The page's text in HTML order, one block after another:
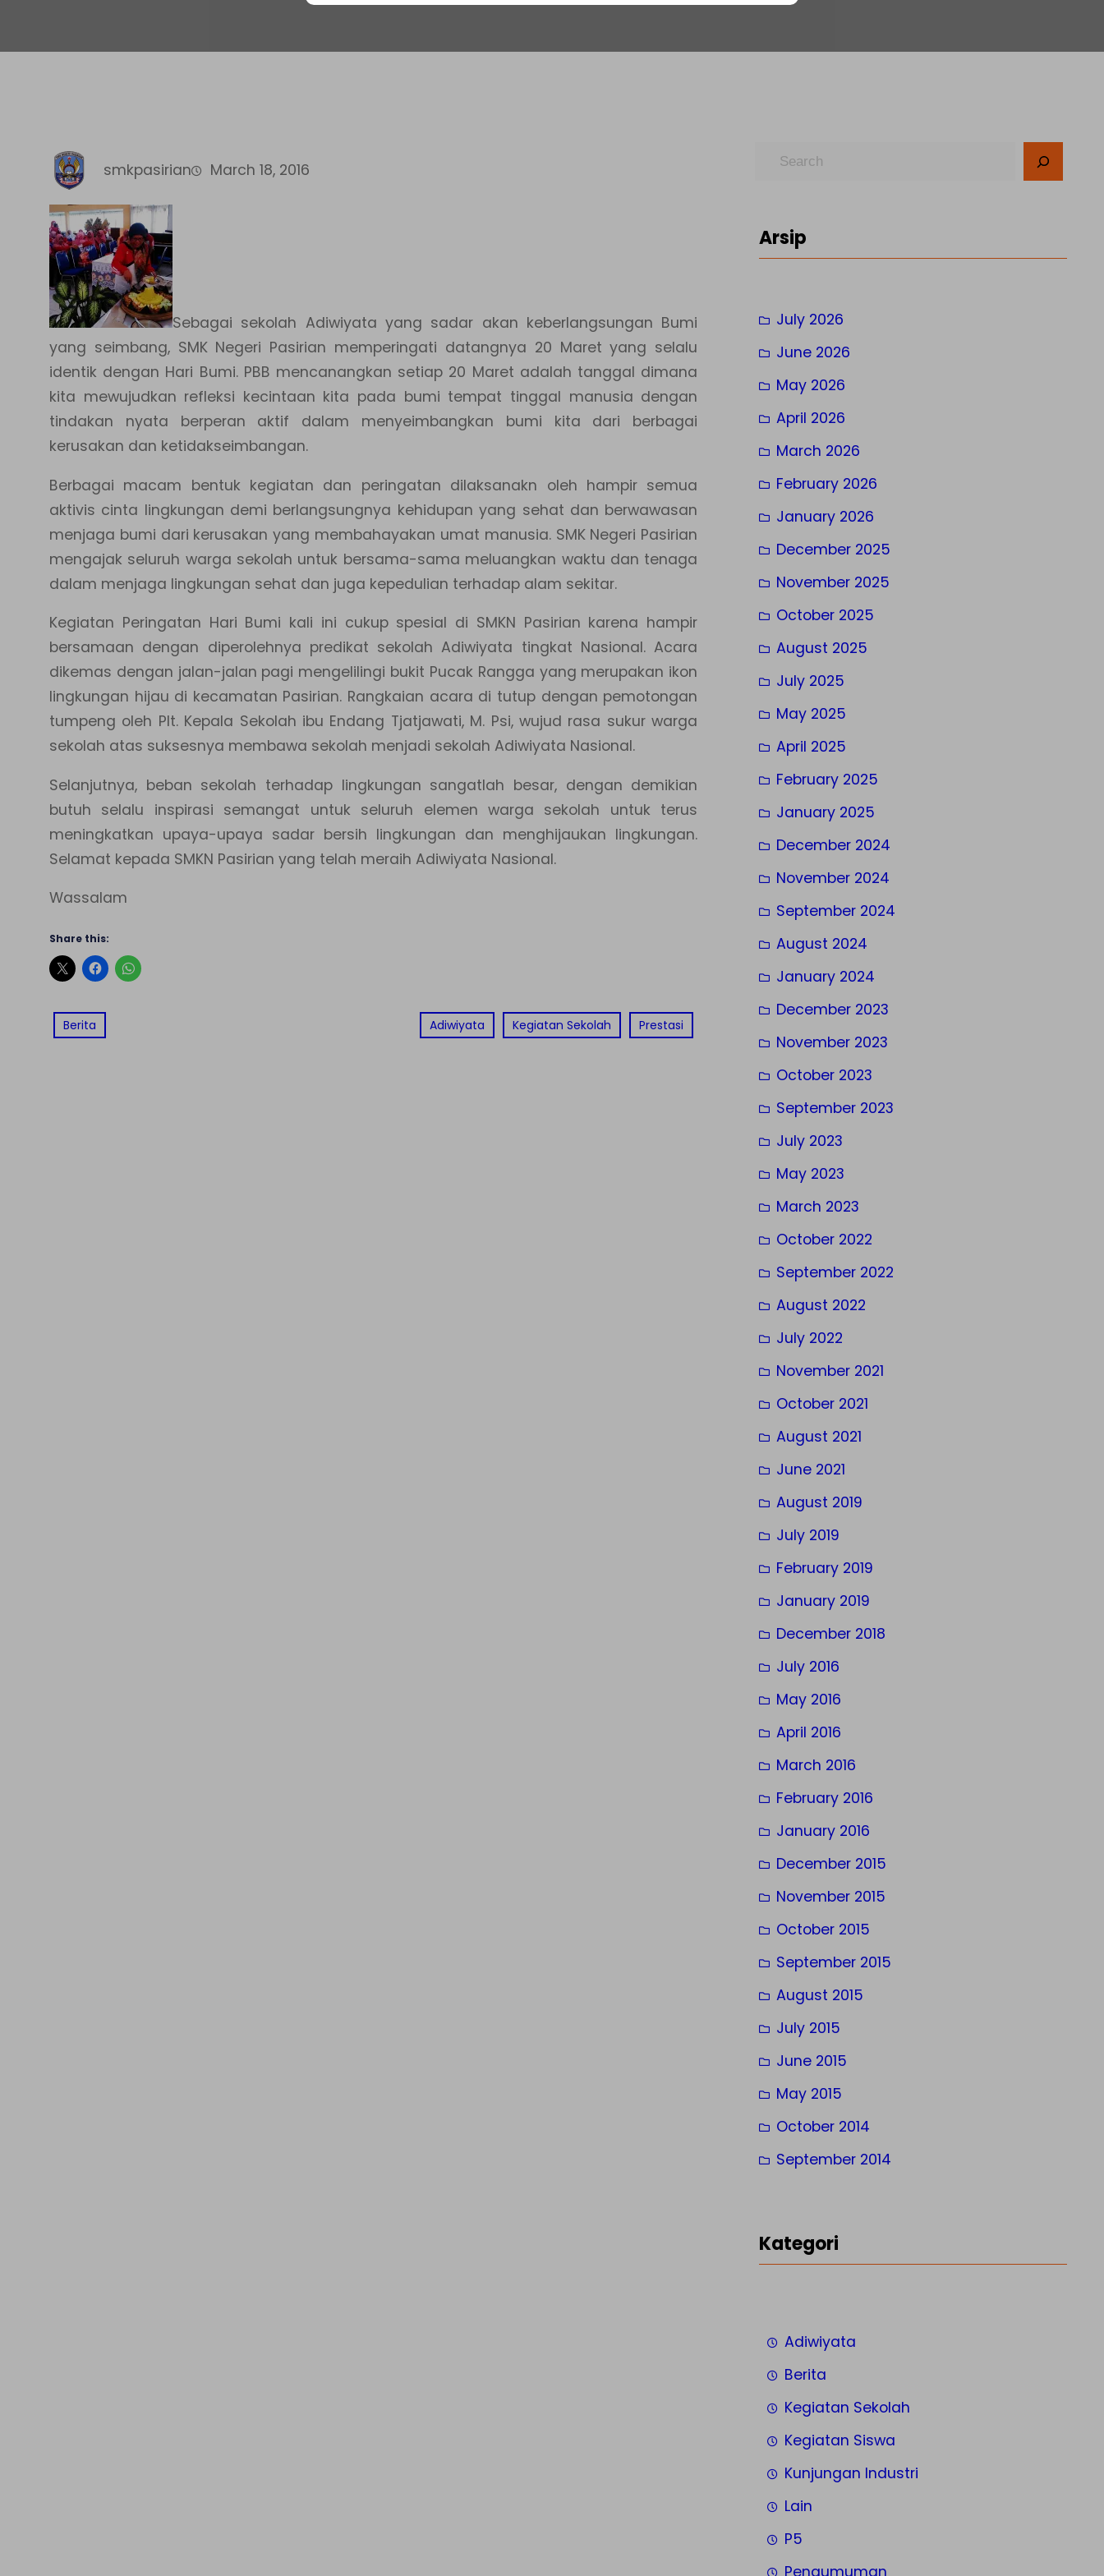
smkpasirian March 18, 2016
Sebagai sekolah Adiwiyata yang sadar akan keberlangsungan Bumi
yang seimbang, SMK Negeri Pasirian memperingati datangnya 20 Maret yang selalu
identik dengan Hari Bumi. PBB mencanangkan setiap 20 Maret adalah tanggal dimana
kita mewujudkan refleksi kecintaan kita pada bumi tempat tinggal manusia dengan
tindakan nyata berperan aktif dalam menyeimbangkan bumi kita dari berbagai
kerusakan dan ketidakseimbangan.
Berbagai macam bentuk kegiatan dan peringatan dilaksanakn oleh hampir semua
aktivis cinta lingkungan demi berlangsungnya kehidupan yang sehat dan berwawasan
menjaga bumi dari kerusakan yang membahayakan umat manusia. SMK Negeri Pasirian
mengajak seluruh warga sekolah untuk bersama-sama meluangkan waktu dan tenaga
dalam menjaga lingkungan sehat dan juga kepedulian terhadap alam sekitar.
Kegiatan Peringatan Hari Bumi kali ini cukup spesial di SMKN Pasirian karena hampir
bersamaan dengan diperolehnya predikat sekolah Adiwiyata tingkat Nasional. Acara
dikemas dengan jalan-jalan pagi mengelilingi bukit Pucak Rangga yang merupakan ikon
lingkungan hijau di kecamatan Pasirian. Rangkaian acara di tutup dengan pemotongan
tumpeng oleh Plt. Kepala Sekolah ibu Endang Tjatjawati, M. Psi, wujud rasa sukur warga
sekolah atas suksesnya membawa sekolah menjadi sekolah Adiwiyata Nasional.
Selanjutnya, beban sekolah terhadap lingkungan sangatlah besar, dengan demikian
butuh selalu inspirasi semangat untuk seluruh elemen warga sekolah untuk terus
meningkatkan upaya-upaya sadar bersih lingkungan dan menghijaukan lingkungan.
Selamat kepada SMKN Pasirian yang telah meraih Adiwiyata Nasional.
Wassalam
Share this:
Berita Adiwiyata Kegiatan Sekolah Prestasi
Arsip
July 2026
June 2026
May 2026
April 2026
March 2026
February 2026
January 2026
December 2025
November 2025
October 2025
August 2025
July 2025
May 2025
April 2025
February 2025
January 2025
December 2024
November 2024
September 2024
August 2024
January 2024
December 2023
November 2023
October 2023
September 2023
July 2023
May 2023
March 2023
October 2022
September 2022
August 2022
July 2022
November 2021
October 2021
August 2021
June 2021
August 2019
July 2019
February 2019
January 2019
December 2018
July 2016
May 2016
April 2016
March 2016
February 2016
January 2016
December 2015
November 2015
October 2015
September 2015
August 2015
July 2015
June 2015
May 2015
October 2014
September 2014
Kategori
Adiwiyata
Berita
Kegiatan Sekolah
Kegiatan Siswa
Kunjungan Industri
Lain
P5
Pengumuman